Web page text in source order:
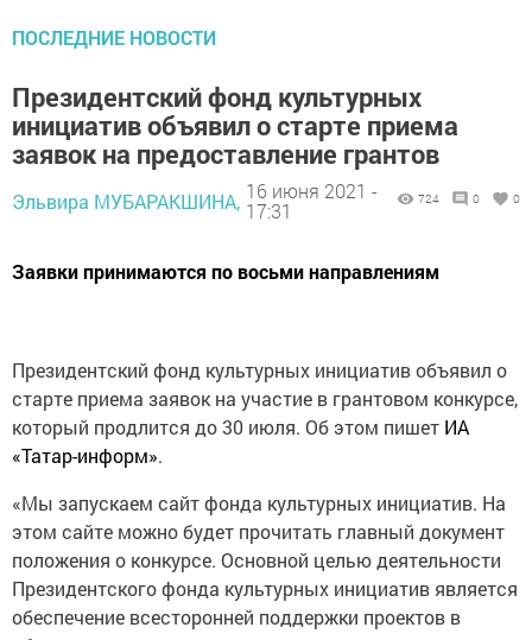
ПОСЛЕДНИЕ НОВОСТИ
Президентский фонд культурных
инициатив объявил о старте приема
заявок на предоставление грантов
Эльвира МУБАРАКШИНА, 16 июня 2021 -
17:31
724 0 0
Заявки принимаются по восьми направлениям
Президентский фонд культурных инициатив объявил о
старте приема заявок на участие в грантовом конкурсе,
который продлится до 30 июля. Об этом пишет ИА
«Татар-информ».
«Мы запускаем сайт фонда культурных инициатив. На
этом сайте можно будет прочитать главный документ
положения о конкурсе. Основной целью деятельности
Президентского фонда культурных инициатив является
обеспечение всесторонней поддержки проектов в